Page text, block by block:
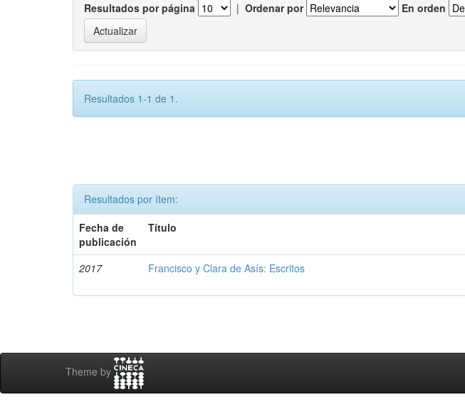
Resultados por página | Ordenar por En orden
Resultados 1-1 de 1.
Resultados por ítem:
Fecha de
publicación
Título
2017 Francisco y Clara de Asís: Escritos
Theme by